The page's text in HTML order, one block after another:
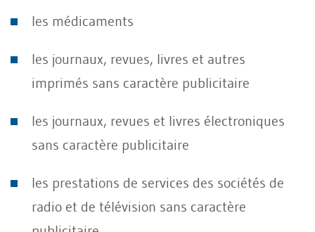
les médicaments
les journaux, revues, livres et autres
imprimés sans caractère publicitaire
les journaux, revues et livres électroniques
sans caractère publicitaire
les prestations de services des sociétés de
radio et de télévision sans caractère